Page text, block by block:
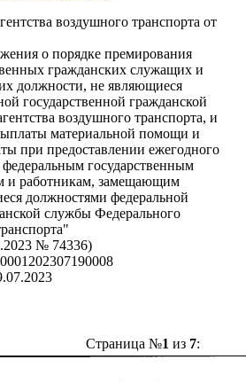
воздушного транспорта от
о порядке премирования
гражданских служащих и
должности, не являющиеся
государственной гражданской
воздушного транспорта, и
материальной помощи и
при предоставлении ежегодного
государственным
и работникам, замещающим
должностями федеральной
службы Федерального
№ 74336)
0001202307190008
Страница №1 из 7: